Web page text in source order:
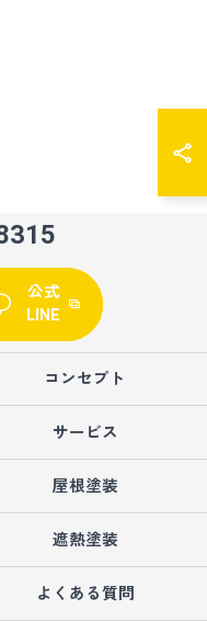
公式
LINE
コンセプト
サービス
屋根塗装
遮熱塗装
よくある質問